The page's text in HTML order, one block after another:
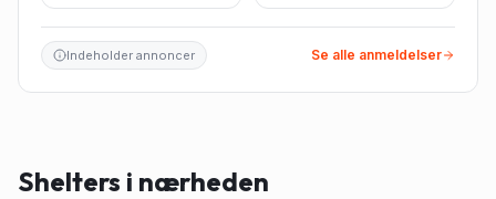
Indeholder annoncer Se alle anmeldelser
Shelters i nærheden